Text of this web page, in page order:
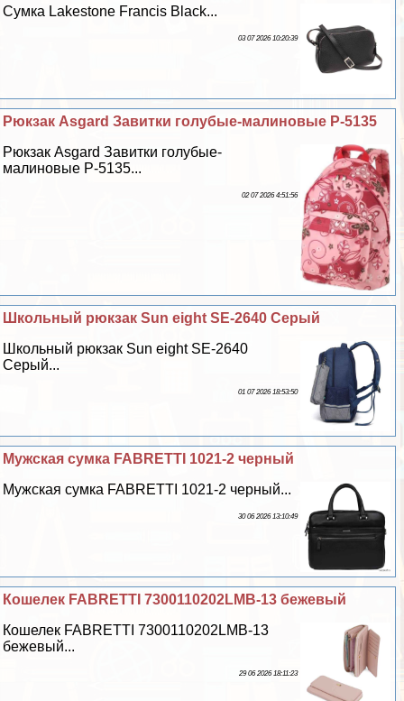
Сумка Lakestone Francis Black...
03 07 2026 10:20:39
Рюкзак Asgard Завитки гoлyбые-малиновые Р-5135
Рюкзак Asgard Завитки гoлyбые-
малиновые Р-5135...
02 07 2026 4:51:56
Школьный рюкзак Sun eight SE-2640 Серый
Школьный рюкзак Sun eight SE-2640
Серый...
01 07 2026 18:53:50
Мужская сумка FABRETTI 1021-2 черный
Мужская сумка FABRETTI 1021-2 черный...
30 06 2026 13:10:49
Кошелек FABRETTI 7300110202LMB-13 бежевый
Кошелек FABRETTI 7300110202LMB-13
бежевый...
29 06 2026 18:11:23